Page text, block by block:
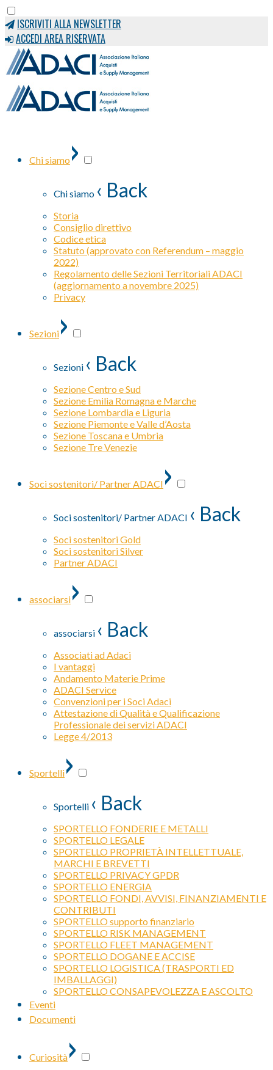
ISCRIVITI ALLA NEWSLETTER
ACCEDI AREA RISERVATA
Chi siamo ›
Chi siamo ‹ Back
Storia
Consiglio direttivo
Codice etica
Statuto (approvato con Referendum – maggio
2022)
Regolamento delle Sezioni Territoriali ADACI
(aggiornamento a novembre 2025)
Privacy
Sezioni›
Sezioni ‹ Back
Sezione Centro e Sud
Sezione Emilia Romagna e Marche
Sezione Lombardia e Liguria
Sezione Piemonte e Valle d’Aosta
Sezione Toscana e Umbria
Sezione Tre Venezie
Soci sostenitori/ Partner ADACI ›
Soci sostenitori/ Partner ADACI ‹ Back
Soci sostenitori Gold
Soci sostenitori Silver
Partner ADACI
associarsi›
associarsi ‹ Back
Associati ad Adaci
I vantaggi
Andamento Materie Prime
ADACI Service
Convenzioni per i Soci Adaci
Attestazione di Qualità e Qualificazione
Professionale dei servizi ADACI
Legge 4/2013
Sportelli›
Sportelli ‹ Back
SPORTELLO FONDERIE E METALLI
SPORTELLO LEGALE
SPORTELLO PROPRIETÀ INTELLETTUALE,
MARCHI E BREVETTI
SPORTELLO PRIVACY GPDR
SPORTELLO ENERGIA
SPORTELLO FONDI, AVVISI, FINANZIAMENTI E
CONTRIBUTI
SPORTELLO supporto finanziario
SPORTELLO RISK MANAGEMENT
SPORTELLO FLEET MANAGEMENT
SPORTELLO DOGANE E ACCISE
SPORTELLO LOGISTICA (TRASPORTI ED
IMBALLAGGI)
SPORTELLO CONSAPEVOLEZZA E ASCOLTO
Eventi
Documenti
Curiosità›